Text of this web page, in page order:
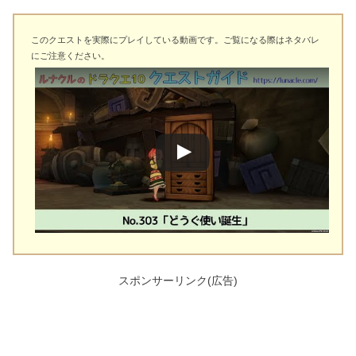
このクエストを実際にプレイしている動画です。ご覧になる際はネタバレ
にご注意ください。
スポンサーリンク(広告)